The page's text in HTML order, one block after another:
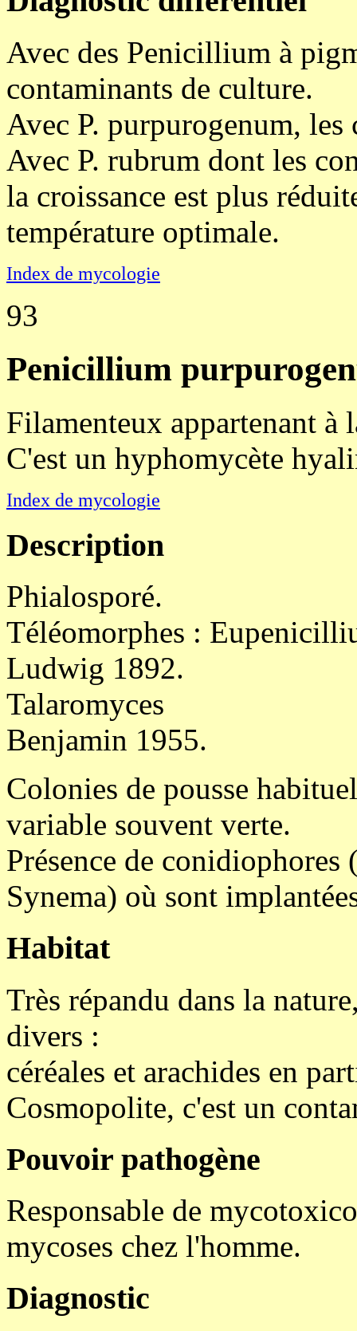
Avec des Penicillium à
contaminants de culture.
Avec P. purpurogenum,
Avec P. rubrum dont les
la croissance est plus
température optimale.
Index de mycologie
93
Penicillium
Filamenteux appartenant à
C'est un hyphomycète
Index de mycologie
Description
Phialosporé.
Téléomorphes :
Ludwig 1892.
Talaromyces
Benjamin 1955.
Colonies de pousse
variable souvent verte.
Présence de conidiophores
Synema) où sont
Habitat
Très répandu dans la
divers :
céréales et arachides en
Cosmopolite, c'est un
Pouvoir pathogène
Responsable de
mycoses chez l'homme.
Diagnostic